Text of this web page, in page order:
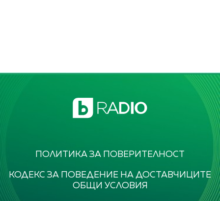
ПОЛИТИКА ЗА ПОВЕРИТЕЛНОСТ
КОДЕКС ЗА ПОВЕДЕНИЕ НА ДОСТАВЧИЦИТЕ
ОБЩИ УСЛОВИЯ